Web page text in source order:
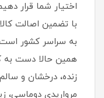
اختیار شما قرار
با تضمین اصالت
به سراسر کشور
همین حالا دست به
زنده، درخشان و
مرواریدی دوماسی،